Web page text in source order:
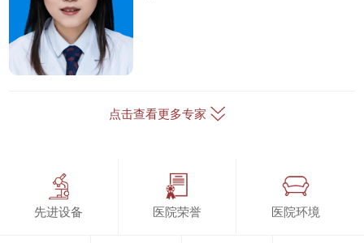
点击查看更多专家
先进设备 医院荣誉 医院环境